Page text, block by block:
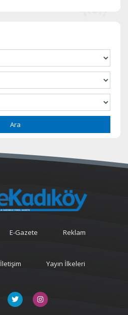
Ara
E-Gazete Reklam
İletişim Yayın İlkeleri